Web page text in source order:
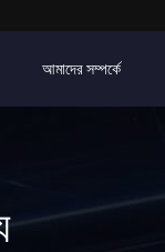
আমাদের সম্পর্কে